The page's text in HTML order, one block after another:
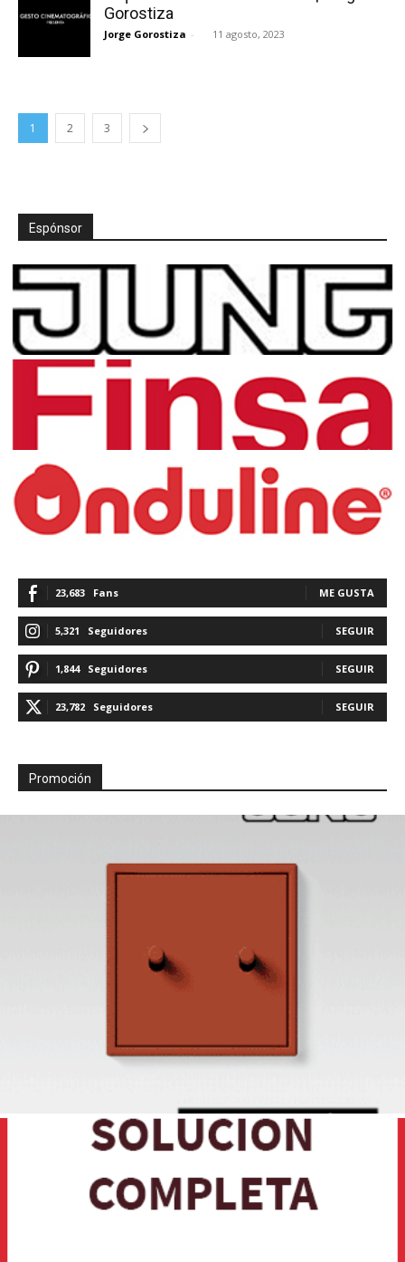
Gorostiza
Jorge Gorostiza - 11 agosto, 2023
1 2 3
Espónsor
23,683 Fans ME GUSTA
5,321 Seguidores SEGUIR
1,844 Seguidores SEGUIR
23,782 Seguidores SEGUIR
Promoción